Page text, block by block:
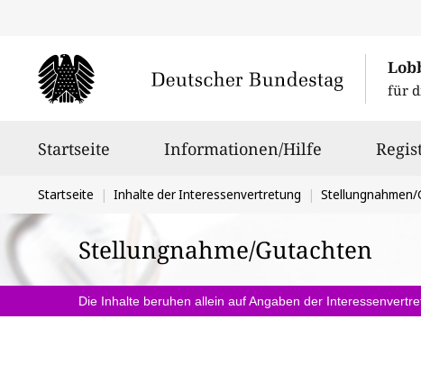
für
Startseite Informationen/Hilfe
Sie
befinden
sich
hier:
Startseite Inhalte der Interessenvertretung Stellungnahmen/
Stellungnahme/Gutachten
Die Inhalte beruhen allein auf Angaben der